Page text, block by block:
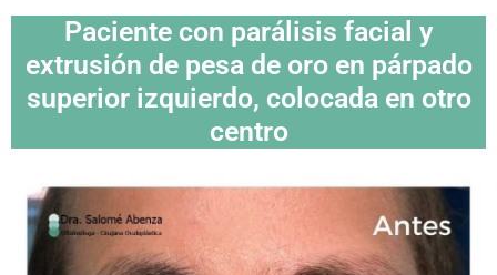
Paciente con parálisis facial y
extrusión de pesa de oro en párpado
superior izquierdo, colocada en otro
centro